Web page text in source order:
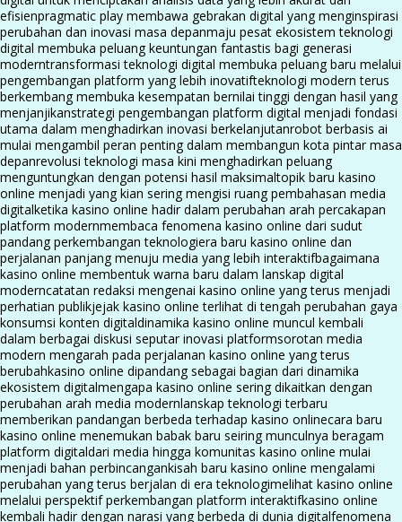
efisienpragmatic play membawa gebrakan digital yang menginspirasi
perubahan dan inovasi masa depanmaju pesat ekosistem teknologi
digital membuka peluang keuntungan fantastis bagi generasi
moderntransformasi teknologi digital membuka peluang baru melalui
pengembangan platform yang lebih inovatifteknologi modern terus
berkembang membuka kesempatan bernilai tinggi dengan hasil yang
menjanjikanstrategi pengembangan platform digital menjadi fondasi
utama dalam menghadirkan inovasi berkelanjutanrobot berbasis ai
mulai mengambil peran penting dalam membangun kota pintar masa
depanrevolusi teknologi masa kini menghadirkan peluang
menguntungkan dengan potensi hasil maksimaltopik baru kasino
online menjadi yang kian sering mengisi ruang pembahasan media
digitalketika kasino online hadir dalam perubahan arah percakapan
platform modernmembaca fenomena kasino online dari sudut
pandang perkembangan teknologiera baru kasino online dan
perjalanan panjang menuju media yang lebih interaktifbagaimana
kasino online membentuk warna baru dalam lanskap digital
moderncatatan redaksi mengenai kasino online yang terus menjadi
perhatian publikjejak kasino online terlihat di tengah perubahan gaya
konsumsi konten digitaldinamika kasino online muncul kembali
dalam berbagai diskusi seputar inovasi platformsorotan media
modern mengarah pada perjalanan kasino online yang terus
berubahkasino online dipandang sebagai bagian dari dinamika
ekosistem digitalmengapa kasino online sering dikaitkan dengan
perubahan arah media modernlanskap teknologi terbaru
memberikan pandangan berbeda terhadap kasino onlinecara baru
kasino online menemukan babak baru seiring munculnya beragam
platform digitaldari media hingga komunitas kasino online mulai
menjadi bahan perbincangankisah baru kasino online mengalami
perubahan yang terus berjalan di era teknologimelihat kasino online
melalui perspektif perkembangan platform interaktifkasino online
kembali hadir dengan narasi yang berbeda di dunia digitalfenomena